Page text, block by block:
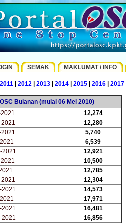
SEMAK MAKLUMAT / INFO
2011| 2012| 2013| 2014| 2015| 2016| 2017|
Bulanan (mulai 06 Mei 2010)
12,274
2021
12,280
2021
5,740
6,539
2021
12,921
10,500
12,785
2021
12,304
2021
14,573
17,971
2021
16,481
2021
16,856